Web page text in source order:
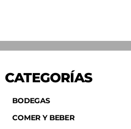
CATEGORÍAS
BODEGAS
COMER Y BEBER